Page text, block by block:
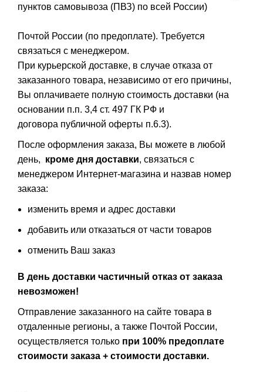
пунктов самовывоза (ПВЗ) по всей России)
Почтой России (по предоплате). Требуется
связаться с менеджером.
При курьерской доставке, в случае отказа от
заказанного товара, независимо от его причины,
Вы оплачиваете полную стоимость доставки (на
основании п.п. 3,4 ст. 497 ГК РФ и
договора публичной оферты п.6.3).
После оформления заказа, Вы можете в любой
день, кроме дня доставки, связаться с
менеджером Интернет-магазина и назвав номер
заказа:
изменить время и адрес доставки
добавить или отказаться от части товаров
отменить Ваш заказ
В день доставки частичный отказ от заказа
невозможен!
Отправление заказанного на сайте товара в
отдаленные регионы, а также Почтой России,
осуществляется только при 100% предоплате
стоимости заказа + стоимости доставки.